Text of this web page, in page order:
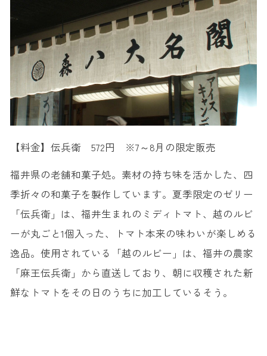
【料金】伝兵衛 572円 ※7～8月の限定販売
福井県の老舗和菓子処。素材の持ち味を活かした、四
季折々の和菓子を製作しています。夏季限定のゼリー
「伝兵衛」は、福井生まれのミディトマト、越のルビ
ーが丸ごと1個入った、トマト本来の味わいが楽しめる
逸品。使用されている「越のルビー」は、福井の農家
「麻王伝兵衛」から直送しており、朝に収穫された新
鮮なトマトをその日のうちに加工しているそう。